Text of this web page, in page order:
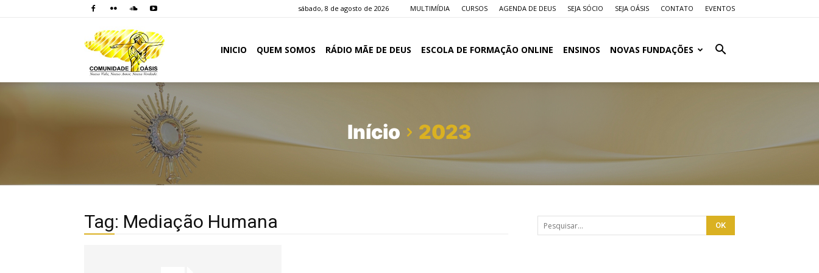
sábado, 8 de agosto de 2026 MULTIMÍDIA CURSOS AGENDA DE DEUS SEJA SÓCIO SEJA OÁSIS CONTATO EVENTOS
Oásis
INICIO QUEM SOMOS RÁDIO MÃE DE DEUS ESCOLA DE FORMAÇÃO ONLINE ENSINOS NOVAS FUNDAÇÕES
Início 2023
Tag: Mediação Humana